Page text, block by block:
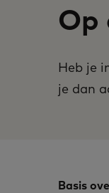
Op
Heb je
je dan
Basis